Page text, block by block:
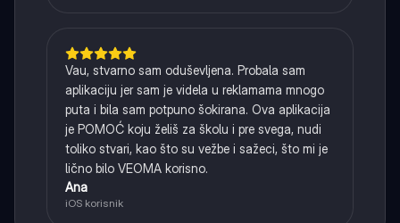
Vau, stvarno sam oduševljena. Probala sam
aplikaciju jer sam je videla u reklamama mnogo
puta i bila sam potpuno šokirana. Ova aplikacija
je POMOĆ koju želiš za školu i pre svega, nudi
toliko stvari, kao što su vežbe i sažeci, što mi je
lično bilo VEOMA korisno.
Ana
iOS korisnik